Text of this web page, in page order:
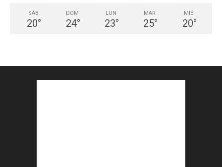
SÁB
20°
DOM
24°
LUN
23°
MAR
25°
MIÉ
20°